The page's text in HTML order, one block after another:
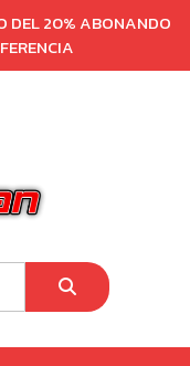
DEL 20% ABONANDO